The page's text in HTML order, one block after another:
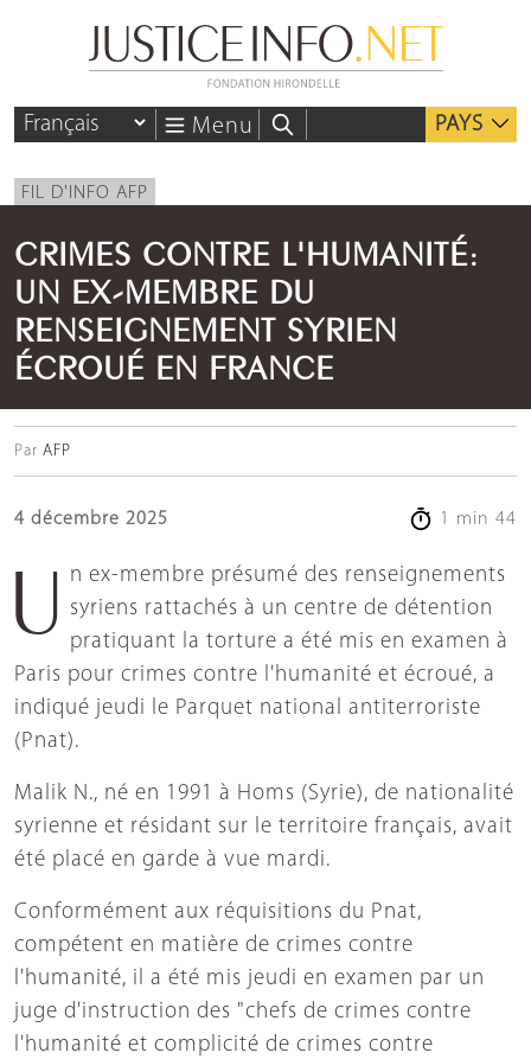
Menu PAYS
FIL D'INFO AFP
CRIMES CONTRE L'HUMANITÉ:
UN EX-MEMBRE DU
RENSEIGNEMENT SYRIEN
ÉCROUÉ EN FRANCE
Par AFP
4 décembre 2025 1 min 44
syriens rattachés à un centre de détention
pratiquant la torture a été mis en examen à
Paris pour crimes contre l'humanité et écroué, a
indiqué jeudi le Parquet national antiterroriste
(Pnat).
Malik N., né en 1991 à Homs (Syrie), de nationalité
syrienne et résidant sur le territoire français, avait
été placé en garde à vue mardi.
Conformément aux réquisitions du Pnat,
compétent en matière de crimes contre
l'humanité, il a été mis jeudi en examen par un
juge d'instruction des "chefs de crimes contre
l'humanité et complicité de crimes contre